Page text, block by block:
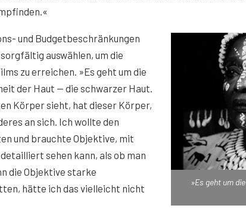
»Es geht um
und Budgetbeschränkungen
auswählen, um die
zu erreichen. »Es geht um die
der Haut — die schwarzer Haut.
Körper sieht, hat dieser Körper,
an sich. Ich wollte den
und brauchte Objektive, mit
sehen kann, als ob man
die Objektive starke
hätte ich das vielleicht nicht